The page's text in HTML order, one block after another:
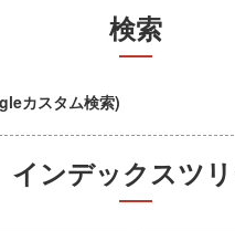
検索
カスタム検索)
インデックスツ